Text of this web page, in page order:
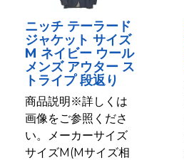
ニッチ テーラード
ジャケット サイズ
M ネイビー ウール
メンズ アウター ス
トライプ 段返り
商品説明※詳しくは
画像をご参照くださ
い。メーカーサイズ
サイズM(Mサイズ相